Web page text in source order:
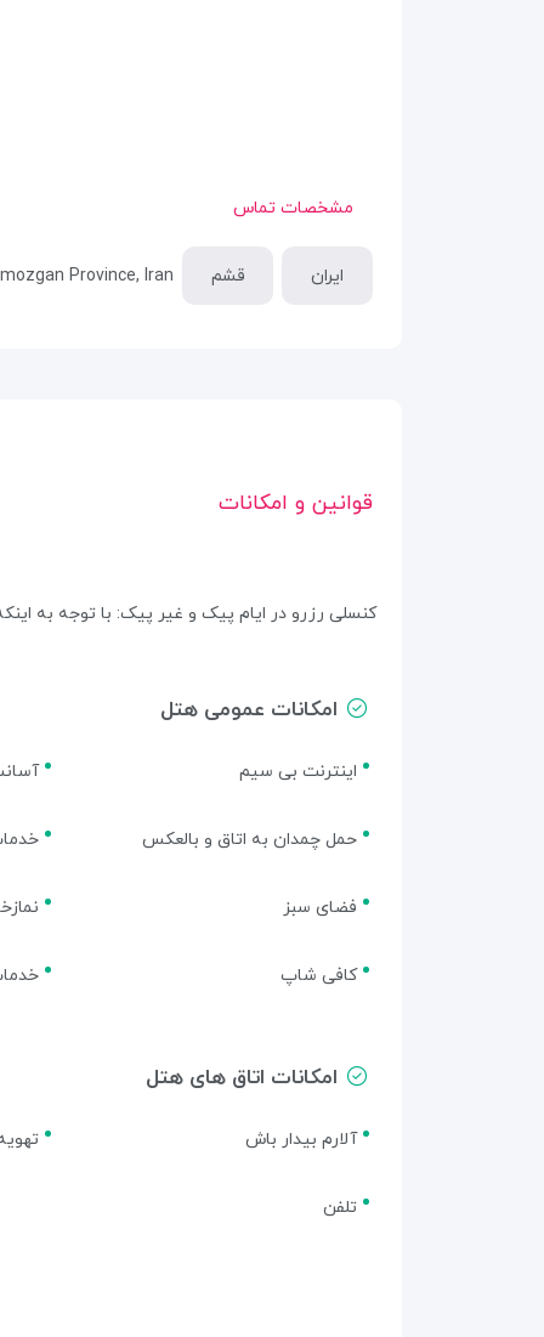
مشخصات تماس
ایران قشم Province, Iran
قوانین و امکانات
کنسلی رزرو در ایام پیک و غیر پیک: با توجه به
امکانات عمومی هتل
اینترنت بی سیم
حمل چمدان به اتاق و بالعکس
فضای سبز
کافی شاپ
امکانات اتاق های هتل
آلارم بیدار باش
تلفن